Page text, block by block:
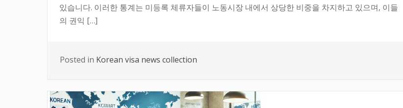
있습니다. 이러한 통계는 미등록 체류자들이 노동시장 내에서 상당한 비중을 차지하고 있으며, 이들
의 권익 […]
Posted in Korean visa news collection